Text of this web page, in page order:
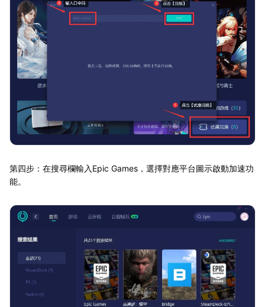
第四步：在搜尋欄輸入Epic Games，選擇對應平台圖示啟動加速功
能。